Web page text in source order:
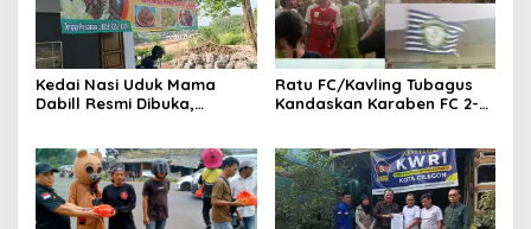
Kedai Nasi Uduk Mama
Dabill Resmi Dibuka,
Ratu FC/Kavling Tubagus
Kandaskan Karaben FC 2-0:
Sindang Heula